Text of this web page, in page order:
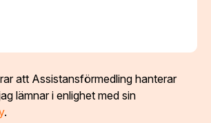
att Assistansförmedling hanterar
lämnar i enlighet med sin
.